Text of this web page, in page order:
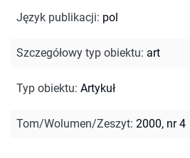
Język publikacji: pol
Szczegółowy typ obiektu: art
Typ obiektu: Artykuł
Tom/Wolumen/Zeszyt: 2000, nr 4